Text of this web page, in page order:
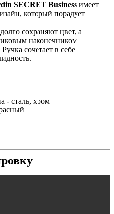
SECRET Business имеет
который порадует
сохраняют цвет, а
наконечником
сочетает в себе
- сталь, хром